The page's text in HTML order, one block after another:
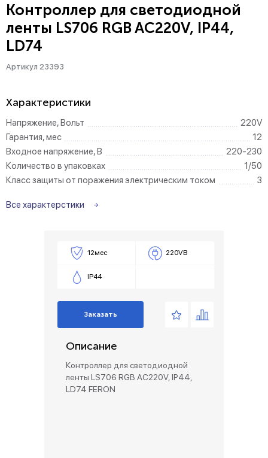
Контроллер для светодиодной
ленты LS706 RGB AC220V, IP44,
LD74
Артикул 23393
Характеристики
Напряжение, Вольт
220V
Гарантия, мес
12
Входное напряжение, В
220-230
Количество в упаковках
1/50
Класс защиты от поражения электрическим током
3
Все характерстики
12мес 220VВ
IP44
Заказать
Описание
Контроллер для светодиодной
ленты LS706 RGB AC220V, IP44,
LD74 FERON